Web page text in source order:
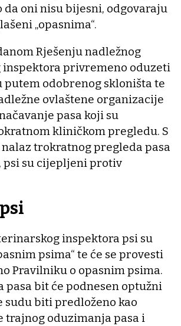
da oni nisu bijesni, odgovaraju
„opasnima“.
Rješenju nadležnog
privremeno oduzeti
odobrenog skloništa te
ovlaštene organizacije
pasa koji su
kliničkom pregledu. S
trokratnog pregleda pasa
psi su cijepljeni protiv
inspektora psi su
psima“ te će se provesti
Pravilniku o opasnim psima.
pasa bit će podnesen optužni
sudu biti predloženo kao
trajnog oduzimanja pasa i